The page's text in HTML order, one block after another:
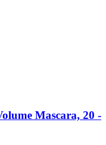
Mascara, 20 -​